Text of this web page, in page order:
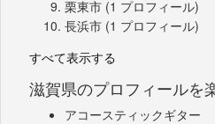
栗東市 (1 プロフィール)
長浜市 (1 プロフィール)
すべて表示する
滋賀県のプロフィールを
アコースティックギター